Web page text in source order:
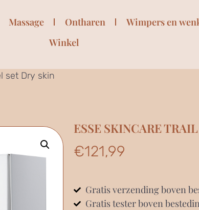
Massage Ontharen
Wimpers en
Winkel
set Dry skin
ESSE SKINCARE
€121,99
Gratis verzending boven
Gratis tester boven